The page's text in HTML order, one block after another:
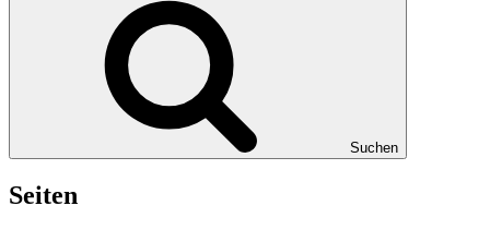
Suchen
Seiten